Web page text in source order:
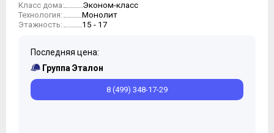
Класс дома: Эконом-класс
Технология: Монолит
Этажность: 15 - 17
Последняя цена:
Группа Эталон
8 (499) 348-17-29